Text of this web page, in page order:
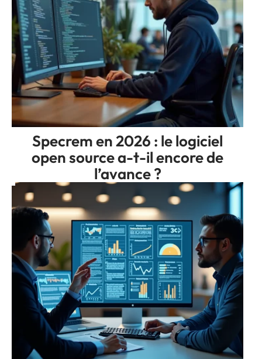
Specrem en 2026 : le logiciel
open source a-t-il encore de
l’avance ?